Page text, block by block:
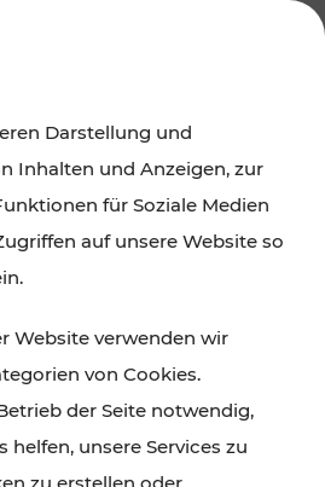
und das Burgenland
und Gastronomie,
Naturgenuss – viele
den Ticket- und Fahrplan-
gut und schnell erreichbar.
Darstellung und
Inhalten und Anzeigen, zur
für Soziale Medien
auf unsere Website so
Website verwenden wir
von Cookies.
der Seite notwendig,
helfen, unsere Services zu